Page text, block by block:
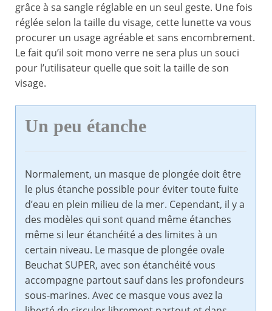
grâce à sa sangle réglable en un seul geste. Une fois
réglée selon la taille du visage, cette lunette va vous
procurer un usage agréable et sans encombrement.
Le fait qu’il soit mono verre ne sera plus un souci
pour l’utilisateur quelle que soit la taille de son
visage.
Un peu étanche
Normalement, un masque de plongée doit être
le plus étanche possible pour éviter toute fuite
d’eau en plein milieu de la mer. Cependant, il y a
des modèles qui sont quand même étanches
même si leur étanchéité a des limites à un
certain niveau. Le masque de plongée ovale
Beuchat SUPER, avec son étanchéité vous
accompagne partout sauf dans les profondeurs
sous-marines. Avec ce masque vous avez la